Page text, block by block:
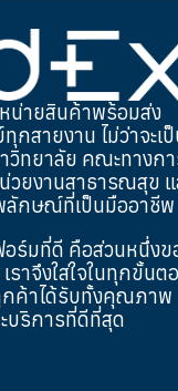
หน่ายสินค้าพร้อมส่ง
สายงาน ไม่ว่าจะเ
วิทยาลัย คณะทางก
ยงานสาธารณสุข แ
ลักษณ์ที่เป็นมืออาชีพ
อร์มที่ดี คือส่วนหนึ่งข
าจึงใส่ใจในทุกขั้นต
กค้าได้รับทั้งคุณภาพ
บริการที่ดีที่สุด